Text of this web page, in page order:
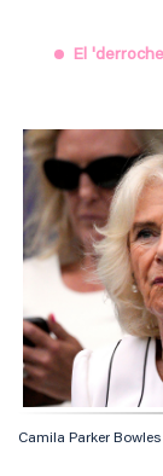
El
Camila Parker